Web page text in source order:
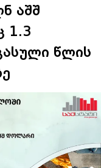
აშშ
1.3
წლის